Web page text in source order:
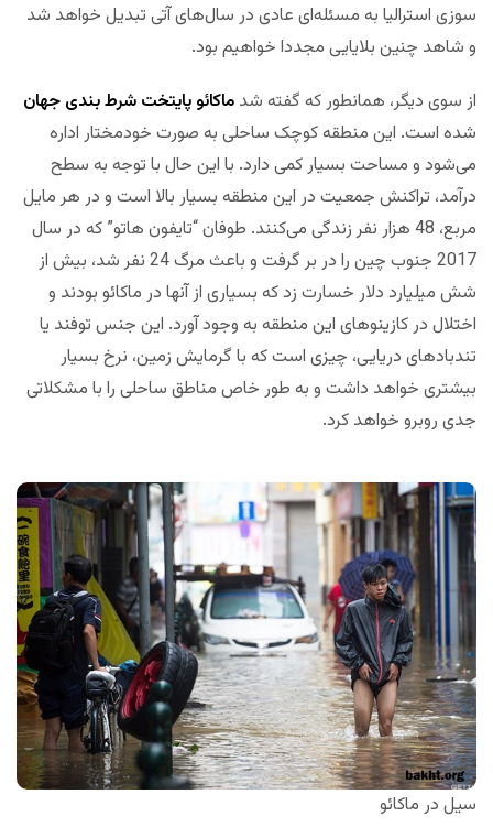
سوزی استرالیا به مسئله‌ای عادی در سال‌های آتی تبدیل خواهد شد
و شاهد چنین بلایایی مجددا خواهیم بود.
از سوی دیگر، همانطور که گفته شد ماکائو پایتخت شرط بندی جهان
شده است. این منطقه کوچک ساحلی به صورت خودمختار اداره
می‌شود و مساحت بسیار کمی دارد. با این حال با توجه به سطح
درآمد، تراکنش جمعیت در این منطقه بسیار بالا است و در هر مایل
مربع، 48 هزار نفر زندگی می‌کنند. طوفان “تایفون هاتو” که در سال
2017 جنوب چین را در بر گرفت و باعث مرگ 24 نفر شد، بیش از
شش میلیارد دلار خسارت زد که بسیاری از آنها در ماکائو بودند و
اختلال در کازینوهای این منطقه به وجود آورد. این جنس توفند یا
تندبادهای دریایی، چیزی است که با گرمایش زمین، نرخ بسیار
بیشتری خواهد داشت و به طور خاص مناطق ساحلی را با مشکلاتی
جدی روبرو خواهد کرد.
سیل در ماکائو